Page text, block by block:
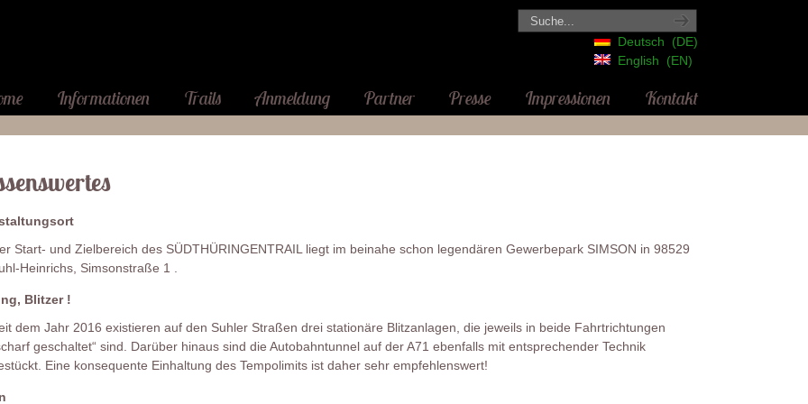
Deutsch
DE
English
EN
Informationen Trails Anmeldung Partner Presse Impressionen Kontakt
Start- und Zielbereich des SÜDTHÜRINGENTRAIL liegt im beinahe schon legendären Gewerbepark SIMSON in 98529
Heinrichs, Simsonstraße 1 .
Blitzer !
dem Jahr 2016 existieren auf den Suhler Straßen drei stationäre Blitzanlagen, die jeweils in beide Fahrtrichtungen
geschaltet“ sind. Darüber hinaus sind die Autobahntunnel auf der A71 ebenfalls mit entsprechender Technik
Eine konsequente Einhaltung des Tempolimits ist daher sehr empfehlenswert!